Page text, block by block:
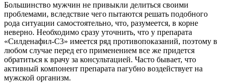
Большинство мужчин не привыкли делиться своими
проблемами, вследствие чего пытаются решать подобного
рода ситуации самостоятельно, что, разумеется, в корне
неверно. Необходимо сразу уточнить, что у препарата
«Силденафил-С3» имеется ряд противопоказаний, поэтому в
любом случае перед его применением все же придется
обратиться к врачу за консультацией. Часто бывает, что
активный компонент препарата пагубно воздействует на
мужской организм.